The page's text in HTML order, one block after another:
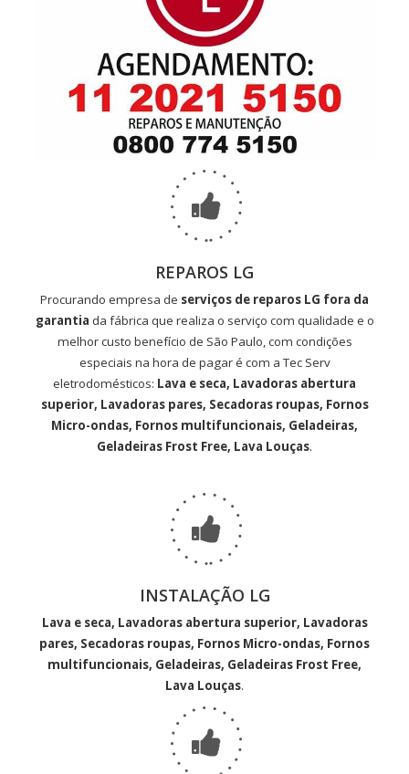
REPAROS LG
Procurando empresa de serviços de reparos LG fora da
garantia da fábrica que realiza o serviço com qualidade e o
melhor custo benefício de São Paulo, com condições
especiais na hora de pagar é com a Tec Serv
eletrodomésticos: Lava e seca, Lavadoras abertura
superior, Lavadoras pares, Secadoras roupas, Fornos
Micro-ondas, Fornos multifuncionais, Geladeiras,
Geladeiras Frost Free, Lava Louças.
INSTALAÇÃO LG
Lava e seca, Lavadoras abertura superior, Lavadoras
pares, Secadoras roupas, Fornos Micro-ondas, Fornos
multifuncionais, Geladeiras, Geladeiras Frost Free,
Lava Louças.